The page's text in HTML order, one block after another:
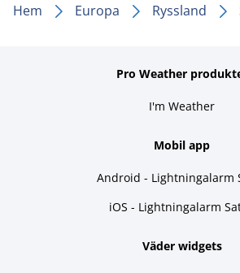
Hem Europa Ryssland
Pro Weather
I'm Weather
Mobil app
Android - Lightningalarm
iOS - Lightningalarm
Väder widgets